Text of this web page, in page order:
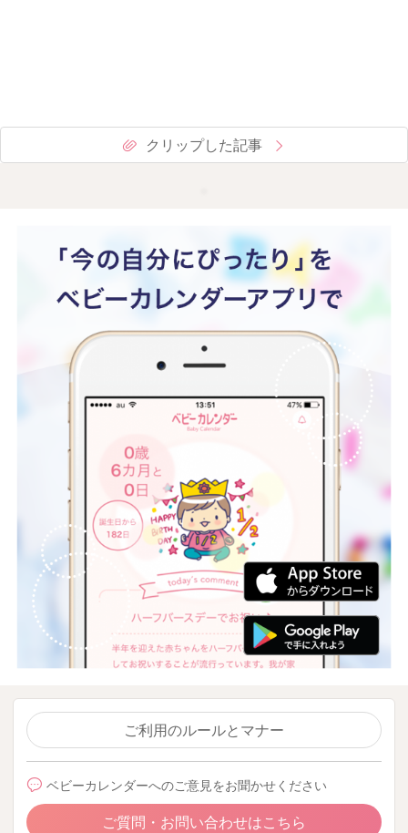
クリップした記事
ご利用のルールとマナー
ベビーカレンダーへのご意見をお聞かせください
ご質問・お問い合わせはこちら